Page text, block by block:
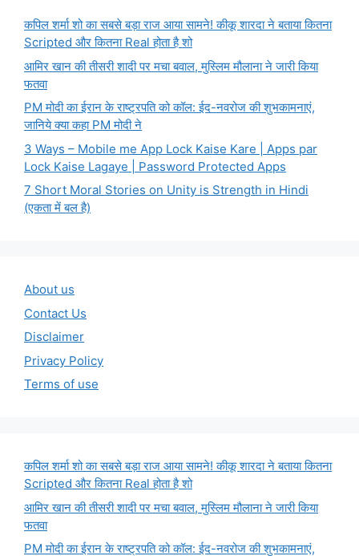
कपिल शर्मा शो का सबसे बड़ा राज आया सामने! कीकू शारदा ने बताया कितना
Scripted और कितना Real होता है शो
आमिर खान की तीसरी शादी पर मचा बवाल, मुस्लिम मौलाना ने जारी किया
फतवा
PM मोदी का ईरान के राष्ट्रपति को कॉल: ईद-नवरोज की शुभकामनाएं,
जानिये क्या कहा PM मोदी ने
3 Ways – Mobile me App Lock Kaise Kare | Apps par
Lock Kaise Lagaye | Password Protected Apps
7 Short Moral Stories on Unity is Strength in Hindi
(एकता में बल है)
About us
Contact Us
Disclaimer
Privacy Policy
Terms of use
कपिल शर्मा शो का सबसे बड़ा राज आया सामने! कीकू शारदा ने बताया कितना
Scripted और कितना Real होता है शो
आमिर खान की तीसरी शादी पर मचा बवाल, मुस्लिम मौलाना ने जारी किया
फतवा
PM मोदी का ईरान के राष्ट्रपति को कॉल: ईद-नवरोज की शुभकामनाएं,